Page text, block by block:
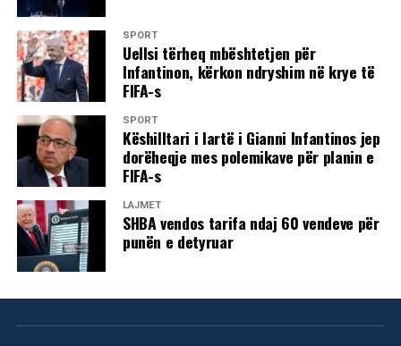
SPORT
Uellsi tërheq mbështetjen për
Infantinon, kërkon ndryshim në krye të
FIFA-s
SPORT
Këshilltari i lartë i Gianni Infantinos jep
dorëheqje mes polemikave për planin e
FIFA-s
LAJMET
SHBA vendos tarifa ndaj 60 vendeve për
punën e detyruar